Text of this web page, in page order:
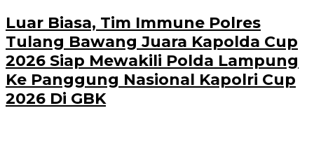
Luar Biasa, Tim Immune Polres
Tulang Bawang Juara Kapolda Cup
2026 Siap Mewakili Polda Lampung
Ke Panggung Nasional Kapolri Cup
2026 Di GBK